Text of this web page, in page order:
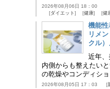
2026年08月06日 18：00
ダイエット
健康 健
機能
リメ
クル
近年、
内側からも整えたい
の乾燥やコンディシ
2026年08月05日 17：03